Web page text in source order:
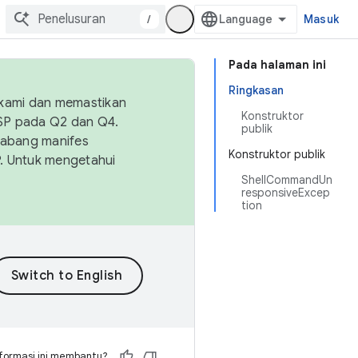
/ Masuk
Pada halaman ini
Ringkasan
Konstruktor
publik
Konstruktor publik
ShellCommandUn
responsiveExcep
tion
dan memastikan
pada Q2 dan Q4.
manifes
Untuk mengetahui